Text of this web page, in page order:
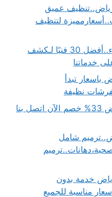
عميق
لتنظيف
كشف اعطال كابلات الكهرباء..أفضل 30 فنيًا لـكشف
تبدأ
شركة تنظيف الحوش بالرياض 33% خصم الآن اتصل بنا
شامل
خدمة بدون